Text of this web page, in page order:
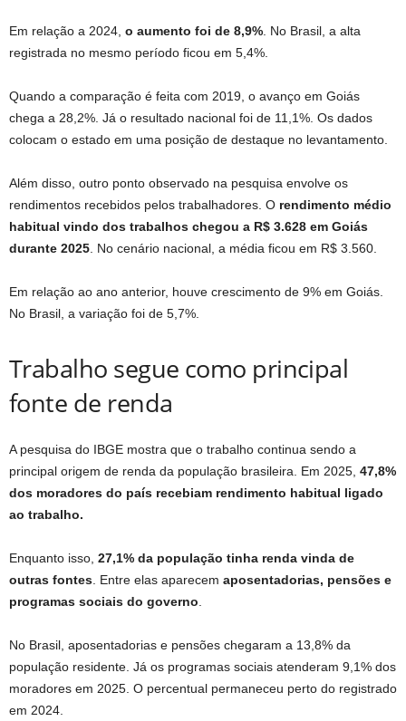
Em relação a 2024, o aumento foi de 8,9%. No Brasil, a alta
registrada no mesmo período ficou em 5,4%.
Quando a comparação é feita com 2019, o avanço em Goiás
chega a 28,2%. Já o resultado nacional foi de 11,1%. Os dados
colocam o estado em uma posição de destaque no levantamento.
Além disso, outro ponto observado na pesquisa envolve os
rendimentos recebidos pelos trabalhadores. O rendimento médio
habitual vindo dos trabalhos chegou a R$ 3.628 em Goiás
durante 2025. No cenário nacional, a média ficou em R$ 3.560.
Em relação ao ano anterior, houve crescimento de 9% em Goiás.
No Brasil, a variação foi de 5,7%.
Trabalho segue como principal
fonte de renda
A pesquisa do IBGE mostra que o trabalho continua sendo a
principal origem de renda da população brasileira. Em 2025, 47,8%
dos moradores do país recebiam rendimento habitual ligado
ao trabalho.
Enquanto isso, 27,1% da população tinha renda vinda de
outras fontes. Entre elas aparecem aposentadorias, pensões e
programas sociais do governo.
No Brasil, aposentadorias e pensões chegaram a 13,8% da
população residente. Já os programas sociais atenderam 9,1% dos
moradores em 2025. O percentual permaneceu perto do registrado
em 2024.